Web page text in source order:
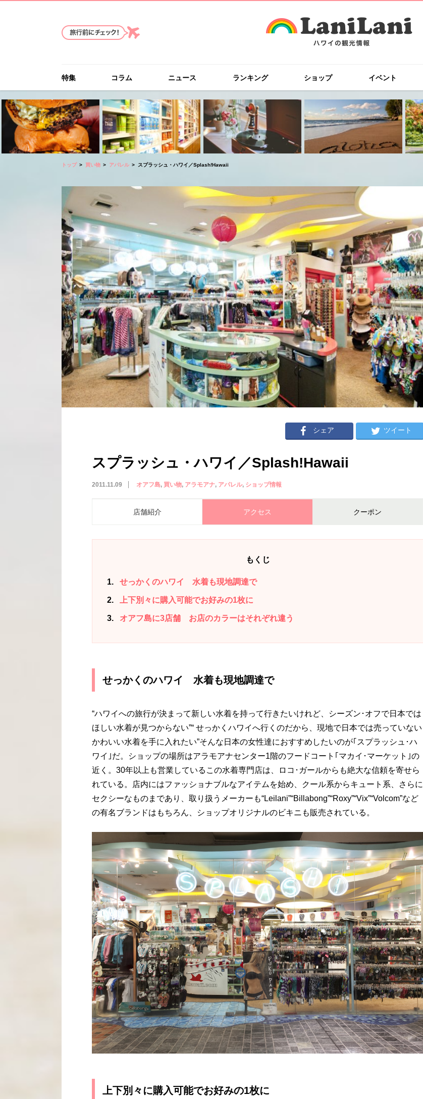
特集 コラム ニュース ランキング ショップ イベント
トップ 買い物 アパレル スプラッシュ・ハワイ／Splash!Hawaii
シェア ツイート
スプラッシュ・ハワイ／Splash!Hawaii
2011.11.09 オアフ島 買い物 アラモアナ アパレル ショップ情報
店舗紹介 アクセス クーポン
もくじ
1 せっかくのハワイ 水着も現地調達で
2 上下別々に購入可能でお好みの1枚に
3 オアフ島に3店舗 お店のカラーはそれぞれ違う
せっかくのハワイ 水着も現地調達で
“ハワイへの旅行が決まって新しい水着を持って行きたいけれど、シーズン･オフで日本では
ほしい水着が見つからない”“ せっかくハワイへ行くのだから、現地で日本では売っていない
かわいい水着を手に入れたい”そんな日本の女性達におすすめしたいのが｢スプラッシュ･ハ
ワイ｣だ。ショップの場所はアラモアナセンター1階のフードコート｢マカイ･マーケット｣の
近く。30年以上も営業しているこの水着専門店は、ロコ･ガールからも絶大な信頼を寄せら
れている。店内にはファッショナブルなアイテムを始め、クール系からキュート系、さらに
セクシーなものまであり、取り扱うメーカーも“Leilani”“Billabong”“Roxy”“Vix”“Volcom”など
の有名ブランドはもちろん、ショップオリジナルのビキニも販売されている。
上下別々に購入可能でお好みの1枚に